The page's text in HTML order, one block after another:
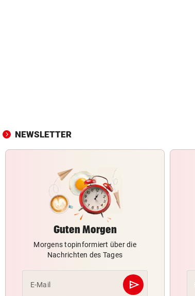
NEWSLETTER
Guten Morgen
Morgens topinformiert über die
Nachrichten des Tages
E-Mail send
Abschicken